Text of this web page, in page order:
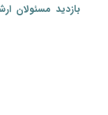
بازدید مسئولان